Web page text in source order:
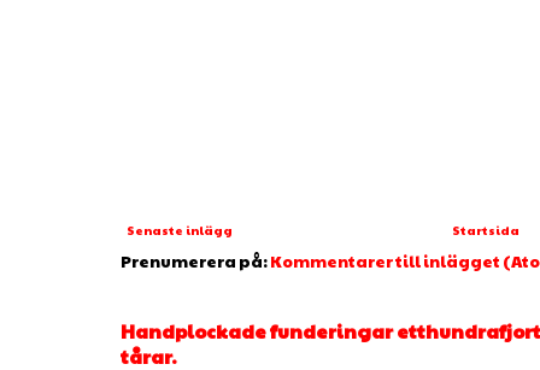
Senaste inlägg Startsida
Prenumerera på:Kommentarer till inlägget
Handplockade funderingar
tårar.